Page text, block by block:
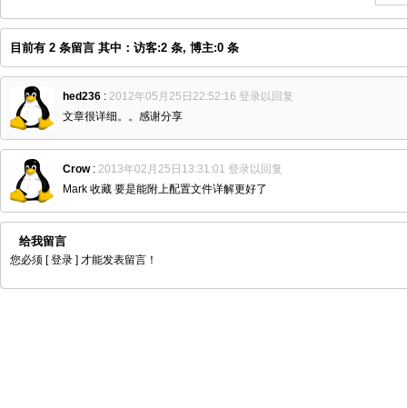
目前有 2 条留言 其中：访客:2 条, 博主:0 条
hed236 : 2012年05月25日22:52:16 登录以回复
文章很详细。。感谢分享
Crow: 2013年02月25日13:31:01 登录以回复
Mark 收藏 要是能附上配置文件详解更好了
给我留言
您必须 [ 登录 ] 才能发表留言！